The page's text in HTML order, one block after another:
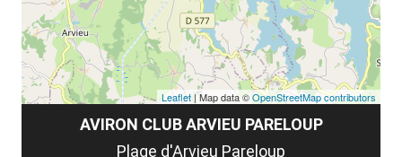
AVIRON CLUB ARVIEU PARELOUP
Plage d'Arvieu Pareloup
Leaflet | Map data ©OpenStreetMap contributors